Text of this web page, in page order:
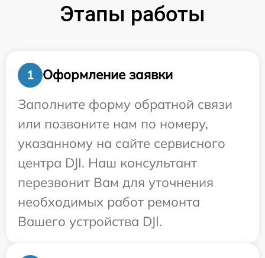
Этапы работы
1
Оформление заявки
Заполните форму обратной связи
или позвоните нам по номеру,
указанному на сайте сервисного
центра DJI. Наш консультант
перезвонит Вам для уточнения
необходимых работ ремонта
Вашего устройства DJI.